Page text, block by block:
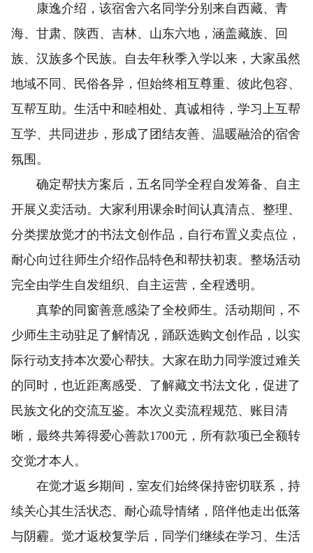
康逸介绍，该宿舍六名同学分别来自西藏、青
海、甘肃、陕西、吉林、山东六地，涵盖藏族、回
族、汉族多个民族。自去年秋季入学以来，大家虽然
地域不同、民俗各异，但始终相互尊重、彼此包容、
互帮互助。生活中和睦相处、真诚相待，学习上互帮
互学、共同进步，形成了团结友善、温暖融洽的宿舍
氛围。
确定帮扶方案后，五名同学全程自发筹备、自主
开展义卖活动。大家利用课余时间认真清点、整理、
分类摆放觉才的书法文创作品，自行布置义卖点位，
耐心向过往师生介绍作品特色和帮扶初衷。整场活动
完全由学生自发组织、自主运营，全程透明。
真挚的同窗善意感染了全校师生。活动期间，不
少师生主动驻足了解情况，踊跃选购文创作品，以实
际行动支持本次爱心帮扶。大家在助力同学渡过难关
的同时，也近距离感受、了解藏文书法文化，促进了
民族文化的交流互鉴。本次义卖流程规范、账目清
晰，最终共筹得爱心善款1700元，所有款项已全额转
交觉才本人。
在觉才返乡期间，室友们始终保持密切联系，持
续关心其生活状态、耐心疏导情绪，陪伴他走出低落
与阴霾。觉才返校复学后，同学们继续在学习、生活